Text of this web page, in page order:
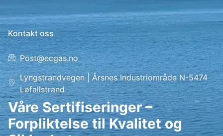
Kontakt oss
Post@ecgas.no
Lyngstrandvegen | Årsnes Industriområde N-5474
Løfallstrand
Våre Sertifiseringer –
Forpliktelse til Kvalitet og